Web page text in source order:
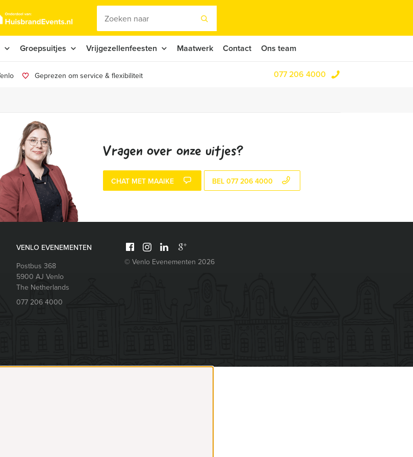
Groepsuitjes Vrijgezellenfeesten Maatwerk Contact Ons team
Geprezen om service & flexibiliteit 077 206 4000
Vragen over onze uitjes?
CHAT MET MAAIKE BEL 077 206 4000
VENLO EVENEMENTEN
Postbus 368
5900 AJ Venlo
The Netherlands
077 206 4000
© Venlo Evenementen 2026